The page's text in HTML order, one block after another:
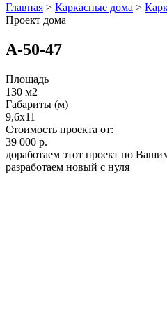
Главная > Каркасные дома >
Проект дома
А-50-47
Площадь
130 м2
Габариты (м)
9,6х11
Стоимость проекта от:
39 000 р.
доработаем этот проект по
разработаем новый с нуля